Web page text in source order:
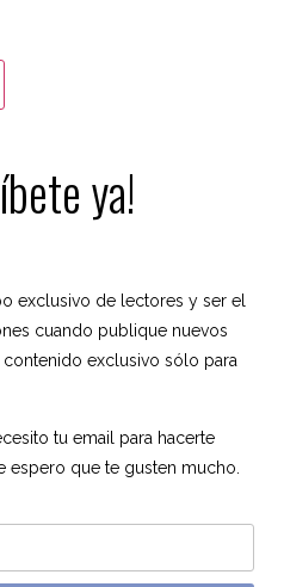
ya!
exclusivo de lectores y ser el
cuando publique nuevos
exclusivo sólo para
tu email para hacerte
espero que te gusten mucho.